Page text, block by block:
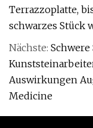
Terrazzoplatte,
schwarzes Stück
Nächste:
Auswirkungen
Medicine